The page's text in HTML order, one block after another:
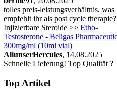
tolles preis-leistungsverhältnis, was
empfehlt ihr als post cycle therapie?
Injizierbare Steroide >> Etho-
Testosterone - Beligas
300mg/ml (10ml vial)
AliunserHercules, 14.08.2025
Schnelle Lieferung! Top Qualität ?
Top Artikel